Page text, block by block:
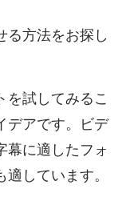
る方法をお探し
を試してみるこ
デアです。ビデ
幕に適したフォ
しています。